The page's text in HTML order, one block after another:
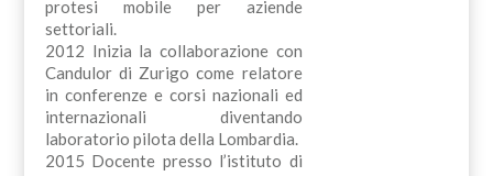
protesi mobile per aziende
settoriali.
2012 Inizia la collaborazione con
Candulor di Zurigo come relatore
in conferenze e corsi nazionali ed
internazionali diventando
laboratorio pilota della Lombardia.
2015 Docente presso l’istituto di